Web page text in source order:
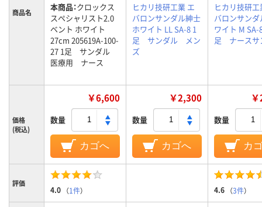
商品名 本商品：クロックス
スペシャリスト2.0
ベント ホワイト
27cm 205619A-100-
27 1足 サンダル
医療用 ナース
ヒカリ技研工業 エ
バロンサンダル紳士
ホワイト LL SA-8 1
足 サンダル メン
ズ
ヒカリ技研工
バロンサンダ
ワイト M SA-
足 ナースサ
価格
(税込)
￥6,600
数量
カゴへ
￥2,300
数量
カゴへ
数量
カ
評価
4.0 （1件） 4.6 （3件）